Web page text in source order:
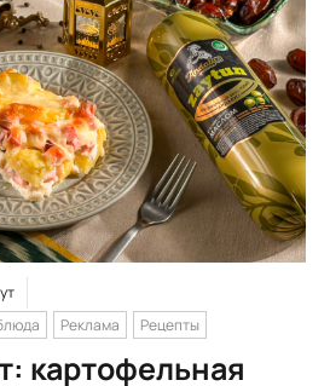
Реклама Рецепты
картофельная